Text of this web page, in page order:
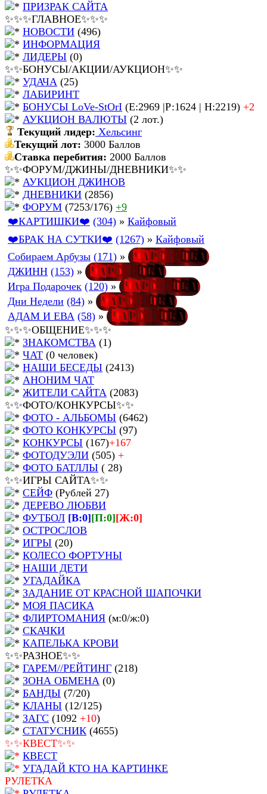
ПРИЗРАК САЙТА
✨✨✨ГЛАВНОЕ✨✨✨
НОВОСТИ (496)
ИНФОРМАЦИЯ
ЛИДЕРЫ (0)
✨✨БОНУСЫ/АКЦИИ/АУКЦИОН✨✨
УДАЧА (25)
ЛАБИРИНТ
БОНУСЫ LoVe-StOrI (Е:2969 |Р:1624 | Н:2219) +2
АУКЦИОН ВАЛЮТЫ (2 лот.)
Текущий лидер: Хельсинг
Текущий лот: 3000 Баллов
Ставка перебития: 2000 Баллов
✨✨ФОРУМ/ДЖИНЫ/ДНЕВНИКИ✨✨
АУКЦИОН ДЖИНОВ
ДНЕВНИКИ (2856)
ФОРУМ (7253/176) +9
❤️КАРТИШКИ❤️ (304) » Кайфовый
❤️БРАК НА СУТКИ❤️ (1267) » Кайфовый
Собираем Арбузы (171) » ЧаРо Д е Й кА
ДЖИНН (153) » ЧаРо Д е Й кА
Игра Подарочек (120) » ЧаРо Д е Й кА
Дни Недели (84) » ЧаРо Д е Й кА
АДАМ И ЕВА (58) » ЧаРо Д е Й кА
✨✨✨ОБЩЕНИЕ✨✨✨
ЗНАКОМСТВА (1)
ЧАТ (0 человек)
НАШИ БЕСЕДЫ (2413)
АНОНИМ ЧАТ
ЖИТЕЛИ САЙТА (2083)
✨✨ФОТО/КОНКУРСЫ✨✨
ФОТО - АЛЬБОМЫ (6462)
ФОТО КОНКУРСЫ (97)
КОНКУРСЫ (167)+167
ФОТОДУЭЛИ (505) +
ФОТО БАТЛЛЫ ( 28)
✨✨ИГРЫ САЙТА✨✨
СЕЙФ (Рублей 27)
ДЕРЕВО ЛЮБВИ
ФУТБОЛ [В:0][П:0][Ж:0]
ОСТРОСЛОВ
ИГРЫ (20)
КОЛЕСО ФОРТУНЫ
НАШИ ДЕТИ
УГАДАЙКА
ЗАДАНИЕ ОТ КРАСНОЙ ШАПОЧКИ
МОЯ ПАСИКА
ФЛИРТОМАНИЯ (м:0/ж:0)
СКАЧКИ
КАПЕЛЬКА КРОВИ
✨✨РАЗНОЕ✨✨
ГАРЕМ//РЕЙТИНГ (218)
ЗОНА ОБМЕНА (0)
БАНДЫ (7/20)
КЛАНЫ (12/125)
ЗАГС (1092 +10)
СТАТУСНИК (4655)
✨✨КВЕСТ✨✨
КВЕСТ
УГАДАЙ КТО НА КАРТИНКЕ
РУЛЕТКА